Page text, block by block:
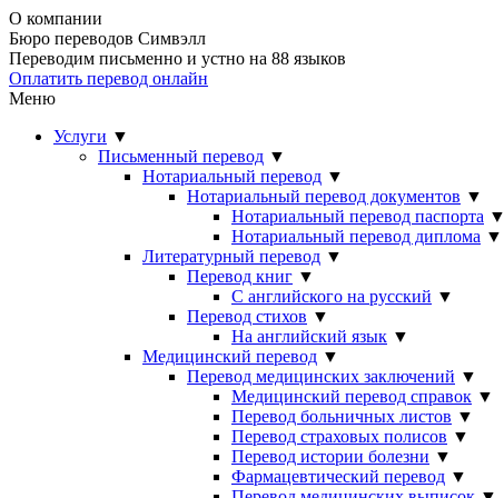
О компании
Бюро переводов Симвэлл
Переводим письменно и устно на 88 языков
Оплатить перевод онлайн
Меню
Услуги ▼
Письменный перевод ▼
Нотариальный перевод ▼
Нотариальный перевод документов ▼
Нотариальный перевод паспорта ▼
Нотариальный перевод диплома ▼
Литературный перевод ▼
Перевод книг ▼
С английского на русский ▼
Перевод стихов ▼
На английский язык ▼
Медицинский перевод ▼
Перевод медицинских заключений ▼
Медицинский перевод справок ▼
Перевод больничных листов ▼
Перевод страховых полисов ▼
Перевод истории болезни ▼
Фармацевтический перевод ▼